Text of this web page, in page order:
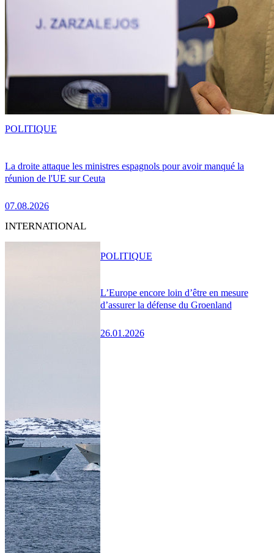
La droite attaque les ministres espagnols pour avoir manqué la
réunion de l'UE sur Ceuta
07.08.2026
POLITIQUE
INTERNATIONAL
L’Europe encore loin d’être en mesure
d’assurer la défense du Groenland
26.01.2026
POLITIQUE